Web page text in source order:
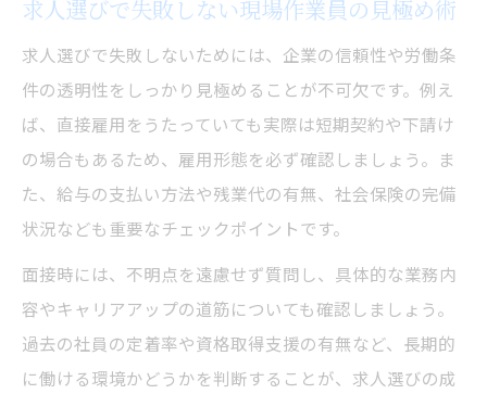
求人選びで失敗しない現場作業員の見極め術
求人選びで失敗しないためには、企業の信頼性や労働条
件の透明性をしっかり見極めることが不可欠です。例え
ば、直接雇用をうたっていても実際は短期契約や下請け
の場合もあるため、雇用形態を必ず確認しましょう。ま
た、給与の支払い方法や残業代の有無、社会保険の完備
状況なども重要なチェックポイントです。
面接時には、不明点を遠慮せず質問し、具体的な業務内
容やキャリアアップの道筋についても確認しましょう。
過去の社員の定着率や資格取得支援の有無など、長期的
に働ける環境かどうかを判断することが、求人選びの成